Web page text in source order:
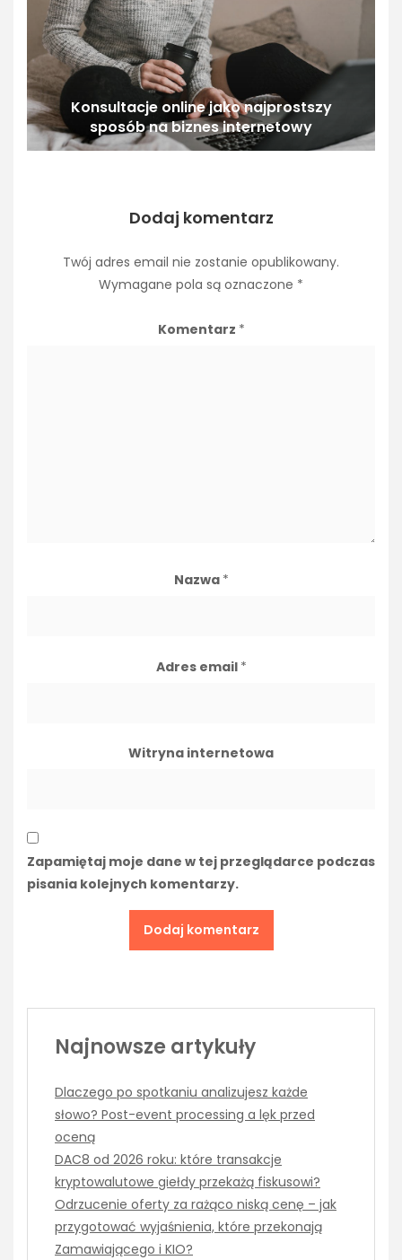
Konsultacje online jako najprostszy
sposób na biznes internetowy
Dodaj komentarz
Twój adres email nie zostanie opublikowany.
Wymagane pola są oznaczone *
Komentarz *
Nazwa *
Adres email *
Witryna internetowa
Zapamiętaj moje dane w tej przeglądarce podczas
pisania kolejnych komentarzy.
Najnowsze artykuły
Dlaczego po spotkaniu analizujesz każde
słowo? Post-event processing a lęk przed
oceną
DAC8 od 2026 roku: które transakcje
kryptowalutowe giełdy przekażą fiskusowi?
Odrzucenie oferty za rażąco niską cenę – jak
przygotować wyjaśnienia, które przekonają
Zamawiającego i KIO?